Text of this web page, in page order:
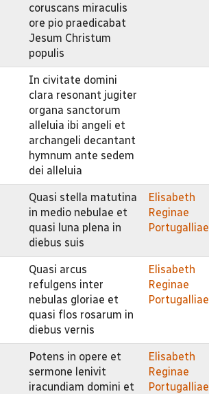
coruscans miraculis
ore pio praedicabat
Jesum Christum
populis
In civitate domini
clara resonant jugiter
organa sanctorum
alleluia ibi angeli et
archangeli decantant
hymnum ante sedem
dei alleluia
Quasi stella matutina
in medio nebulae et
quasi luna plena in
diebus suis
Elisabeth
Reginae
Portugalliae
Quasi arcus
refulgens inter
nebulas gloriae et
quasi flos rosarum in
diebus vernis
Elisabeth
Reginae
Portugalliae
Potens in opere et
sermone lenivit
iracundiam domini et
Elisabeth
Reginae
Portugalliae